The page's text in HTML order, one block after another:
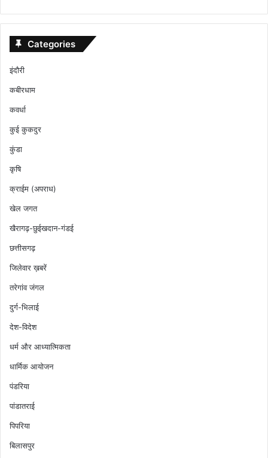
Categories
इंदौरी
कबीरधाम
कवर्धा
कुई कुकदुर
कुंडा
कृषि
क्राईम (अपराध)
खेल जगत
खैरागढ़-छुईखदान-गंडई
छत्तीसगढ़
जिलेवार ख़बरें
तरेगांव जंगल
दुर्ग-भिलाई
देश-विदेश
धर्म और आध्यात्मिकता
धार्मिक आयोजन
पंडरिया
पांडातराई
पिपरिया
बिलासपुर